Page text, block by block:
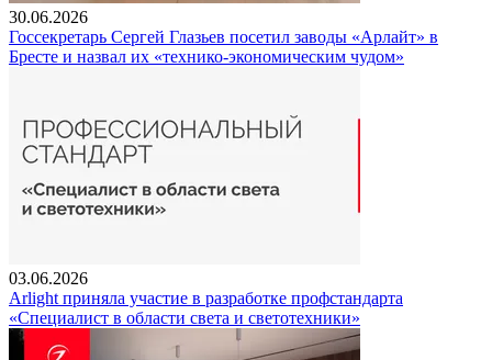
30.06.2026
Госсекретарь Сергей Глазьев посетил заводы «Арлайт» в
Бресте и назвал их «технико-экономическим чудом»
03.06.2026
Arlight приняла участие в разработке профстандарта
«Специалист в области света и светотехники»